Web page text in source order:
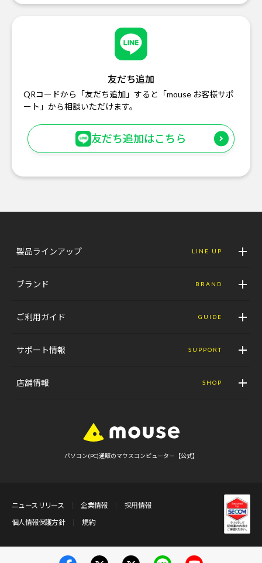
友だち追加
QRコードから「友だち追加」すると「mouse お客様サポ
ート」から相談いただけます。
友だち追加はこちら
製品ラインアップ LINE UP
ブランド BRAND
ご利用ガイド GUIDE
サポート情報 SUPPORT
店舗情報 SHOP
パソコン(PC)通販のマウスコンピューター【公式】
ニュースリリース 企業情報
採用情報
個人情報保護方針
規約